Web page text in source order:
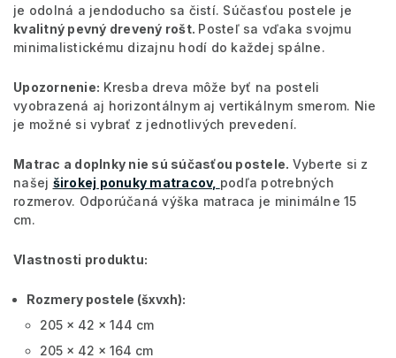
je odolná a jendoducho sa čistí. Súčasťou postele je
kvalitný pevný drevený rošt. Posteľ sa vďaka svojmu
minimalistickému dizajnu hodí do každej spálne.
Upozornenie: Kresba dreva môže byť na posteli
vyobrazená aj horizontálnym aj vertikálnym smerom. Nie
je možné si vybrať z jednotlivých prevedení.
Matrac a doplnky nie sú súčasťou postele. Vyberte si z
našej širokej ponuky matracov, podľa potrebných
rozmerov. Odporúčaná výška matraca je minimálne 15
cm.
Vlastnosti produktu:
Rozmery postele (šxvxh):
205 x 42 x 144 cm
205 x 42 x 164 cm